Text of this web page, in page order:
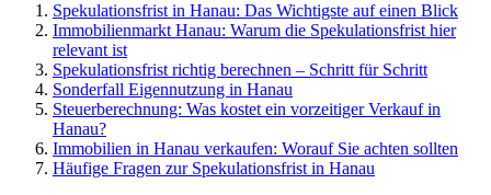
Spekulationsfrist in Hanau: Das Wichtigste auf einen Blick
Immobilienmarkt Hanau: Warum die Spekulationsfrist hier
relevant ist
Spekulationsfrist richtig berechnen – Schritt für Schritt
Sonderfall Eigennutzung in Hanau
Steuerberechnung: Was kostet ein vorzeitiger Verkauf in
Hanau?
Immobilien in Hanau verkaufen: Worauf Sie achten sollten
Häufige Fragen zur Spekulationsfrist in Hanau